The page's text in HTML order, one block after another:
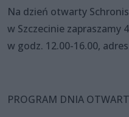
Na dzień otwarty
w Szczecinie zapraszamy
w godz. 12.00-16.00,
PROGRAM DNIA